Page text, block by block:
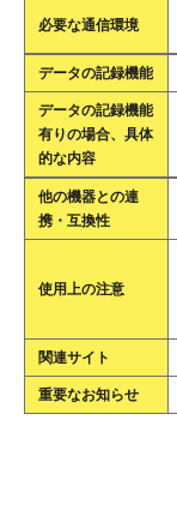
必要な通信環境
データの記録機能
データの記録機能
有りの場合、具体
的な内容
他の機器との連
携・互換性
使用上の注意
関連サイト
重要なお知らせ